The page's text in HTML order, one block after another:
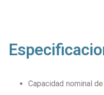
Capacidad nominal